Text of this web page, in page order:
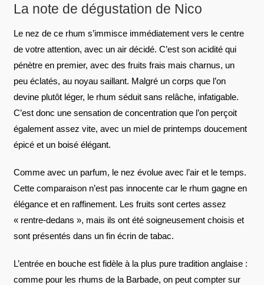
La note de dégustation de Nico
Le nez de ce rhum s’immisce immédiatement vers le centre
de votre attention, avec un air décidé. C’est son acidité qui
pénètre en premier, avec des fruits frais mais charnus, un
peu éclatés, au noyau saillant. Malgré un corps que l’on
devine plutôt léger, le rhum séduit sans relâche, infatigable.
C’est donc une sensation de concentration que l’on perçoit
également assez vite, avec un miel de printemps doucement
épicé et un boisé élégant.
Comme avec un parfum, le nez évolue avec l’air et le temps.
Cette comparaison n’est pas innocente car le rhum gagne en
élégance et en raffinement. Les fruits sont certes assez
« rentre-dedans », mais ils ont été soigneusement choisis et
sont présentés dans un fin écrin de tabac.
L’entrée en bouche est fidèle à la plus pure tradition anglaise :
comme pour les rhums de la Barbade, on peut compter sur